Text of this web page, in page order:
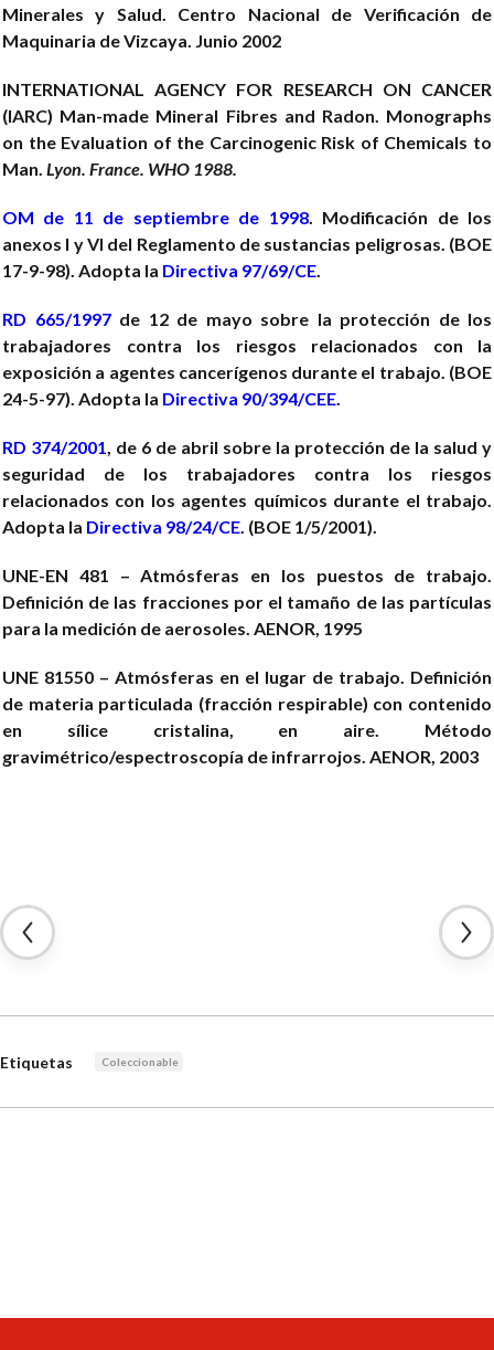
Minerales y Salud. Centro Nacional de Verificación de
Maquinaria de Vizcaya. Junio 2002
INTERNATIONAL AGENCY FOR RESEARCH ON CANCER
(IARC) Man-made Mineral Fibres and Radon. Monographs
on the Evaluation of the Carcinogenic Risk of Chemicals to
Man. Lyon. France. WHO 1988.
OM de 11 de septiembre de 1998. Modificación de los
anexos I y VI del Reglamento de sustancias peligrosas. (BOE
17-9-98). Adopta la Directiva 97/69/CE.
RD 665/1997de 12 de mayo sobre la protección de los
trabajadores contra los riesgos relacionados con la
exposición a agentes cancerígenos durante el trabajo. (BOE
24-5-97). Adopta la Directiva 90/394/CEE.
RD 374/2001, de 6 de abril sobre la protección de la salud y
seguridad de los trabajadores contra los riesgos
relacionados con los agentes químicos durante el trabajo.
Adopta la Directiva 98/24/CE. (BOE 1/5/2001).
UNE-EN 481 – Atmósferas en los puestos de trabajo.
Definición de las fracciones por el tamaño de las partículas
para la medición de aerosoles. AENOR, 1995
UNE 81550 – Atmósferas en el lugar de trabajo. Definición
de materia particulada (fracción respirable) con contenido
en sílice cristalina, en aire. Método
gravimétrico/espectroscopía de infrarrojos. AENOR, 2003
Etiquetas Coleccionable